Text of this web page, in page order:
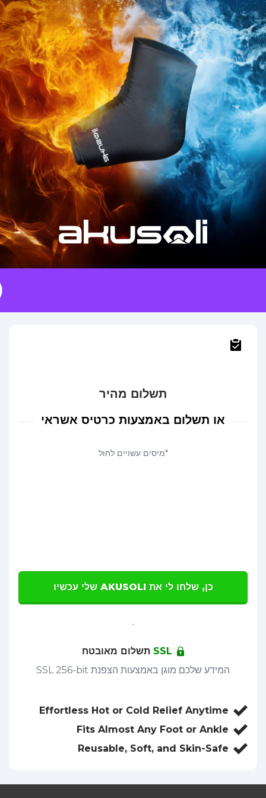
תשלום מהיר
או תשלום באמצעות כרטיס אשראי
*מיסים עשויים לחול
כן, שלחו לי את AKUSOLI שלי עכשיו
-
SSL תשלום מאובטח
המידע שלכם מוגן באמצעות הצפנת SSL 256-bit
Effortless Hot or Cold Relief Anytime
Fits Almost Any Foot or Ankle
Reusable, Soft, and Skin-Safe